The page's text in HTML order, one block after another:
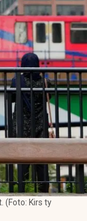
(Foto: Kirs ty